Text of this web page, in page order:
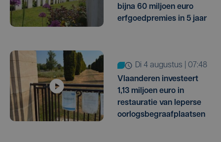
bijna 60 miljoen euro
erfgoedpremies in 5 jaar
di 4 augustus | 07:48
Vlaanderen investeert
1,13 miljoen euro in
restauratie van Ieperse
oorlogsbegraafplaatsen